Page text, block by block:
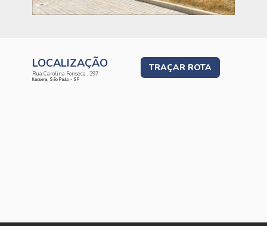
LOCALIZAÇÃO
Rua Carolina Fonseca , 297
Itaquera, São Paulo - SP
TRAÇAR ROTA